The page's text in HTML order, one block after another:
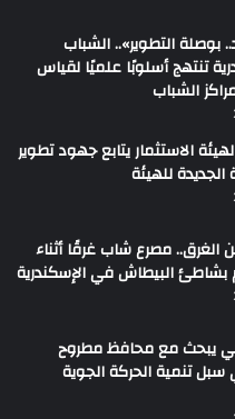
التطوير».. الشباب
تنتهج أسلوبًا علميًا لقياس
الشباب
الاستثمار يتابع جهود تطوير
الجديدة للهيئة
من الغرق.. مصرع شاب غرقًا أثناء
بشاطئ البيطاش في الإسكندرية
يبحث مع محافظ مطروح
تنمية الحركة الجوية